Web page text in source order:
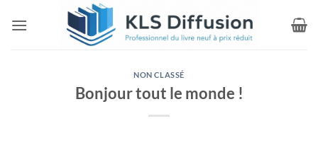
NON CLASSÉ
Bonjour tout le monde !